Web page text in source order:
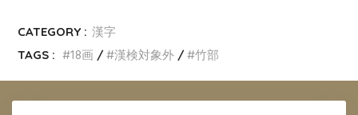
CATEGORY : 漢字
TAGS :
18画 漢検対象外 竹部